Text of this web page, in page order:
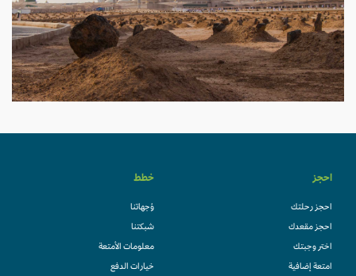
احجز
احجز رحلتك
احجز مقعدك
اختر وجبتك
امتعة إضافية
خطط
وُجهاتنا
شبكتنا
معلومات الأمتعة
خيارات الدفع